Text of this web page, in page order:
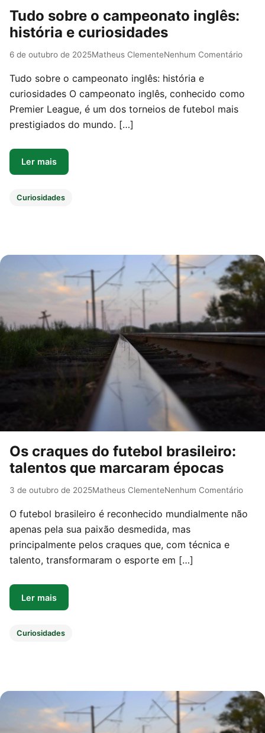
Tudo sobre o campeonato inglês:
história e curiosidades
6 de outubro de 2025Matheus ClementeNenhum Comentário
Tudo sobre o campeonato inglês: história e
curiosidades O campeonato inglês, conhecido como
Premier League, é um dos torneios de futebol mais
prestigiados do mundo. […]
Ler mais
Curiosidades
Os craques do futebol brasileiro:
talentos que marcaram épocas
3 de outubro de 2025Matheus ClementeNenhum Comentário
O futebol brasileiro é reconhecido mundialmente não
apenas pela sua paixão desmedida, mas
principalmente pelos craques que, com técnica e
talento, transformaram o esporte em […]
Ler mais
Curiosidades